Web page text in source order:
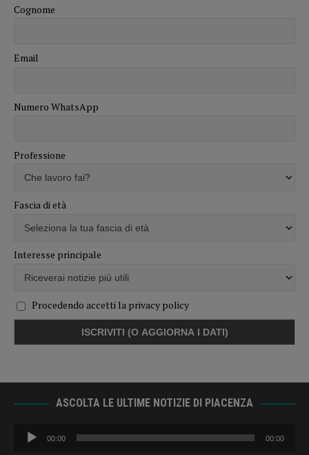
Cognome
Email
Numero WhatsApp
Professione
Fascia di età
Interesse principale
Procedendo accetti la privacy policy
ASCOLTA LE ULTIME NOTIZIE DI PIACENZA
Audio
Player
00:00 00:00